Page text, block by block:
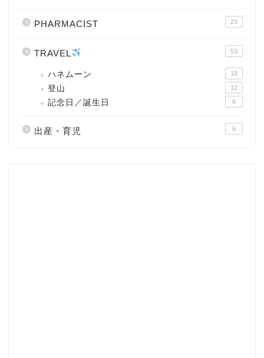
PHARMACIST 23
TRAVEL 53
ハネムーン 19
登山 12
記念日／誕生日 6
出産・育児 6